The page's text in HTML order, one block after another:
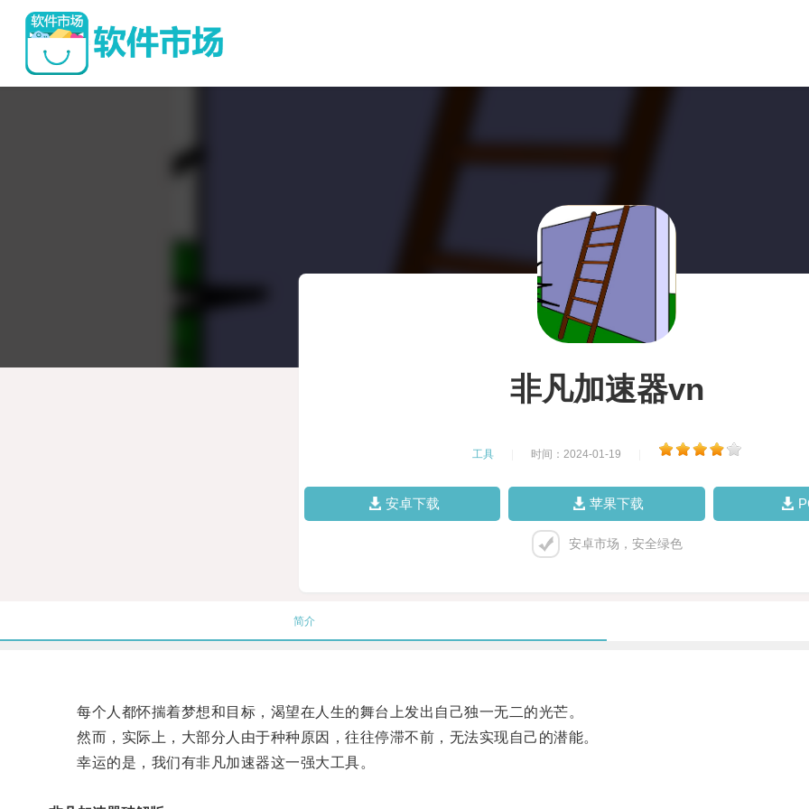
非凡加速器vn
工具 时间：2024-01-19
安卓下载 苹果下载
安卓市场，安全绿色
简介
每个人都怀揣着梦想和目标，渴望在人生的舞台上发出自己独一无二的光芒。
然而，实际上，大部分人由于种种原因，往往停滞不前，无法实现自己的潜能。
幸运的是，我们有非凡加速器这一强大工具。